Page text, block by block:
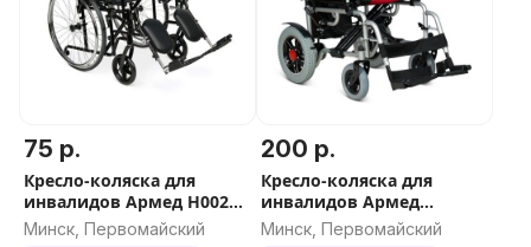
75 р.
Кресло-коляска для
инвалидов Армед H002
(Прокат)
Минск, Первомайский
200 р.
Кресло-коляска для
инвалидов Армед
JRWD1002 (Прокат)
Минск, Первомайский